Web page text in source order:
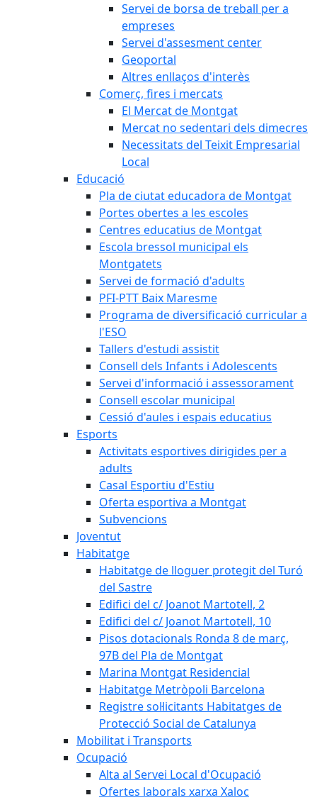
Servei de borsa de treball per a
empreses
Servei d'assesment center
Geoportal
Altres enllaços d'interès
Comerç, fires i mercats
El Mercat de Montgat
Mercat no sedentari dels dimecres
Necessitats del Teixit Empresarial
Local
Educació
Pla de ciutat educadora de Montgat
Portes obertes a les escoles
Centres educatius de Montgat
Escola bressol municipal els
Montgatets
Servei de formació d'adults
PFI-PTT Baix Maresme
Programa de diversificació curricular a
l'ESO
Tallers d'estudi assistit
Consell dels Infants i Adolescents
Servei d'informació i assessorament
Consell escolar municipal
Cessió d'aules i espais educatius
Esports
Activitats esportives dirigides per a
adults
Casal Esportiu d'Estiu
Oferta esportiva a Montgat
Subvencions
Joventut
Habitatge
Habitatge de lloguer protegit del Turó
del Sastre
Edifici del c/ Joanot Martotell, 2
Edifici del c/ Joanot Martotell, 10
Pisos dotacionals Ronda 8 de març,
97B del Pla de Montgat
Marina Montgat Residencial
Habitatge Metròpoli Barcelona
Registre sol·licitants Habitatges de
Protecció Social de Catalunya
Mobilitat i Transports
Ocupació
Alta al Servei Local d'Ocupació
Ofertes laborals xarxa Xaloc